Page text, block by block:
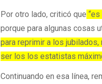
Por otro lado, criticó que
porque para algunas cosas
para reprimir a los
ser los los estatistas
Continuando en esa línea,